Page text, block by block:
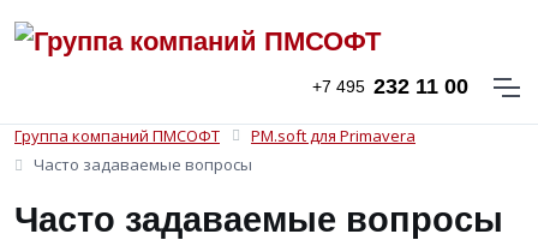
+7 495 232 11 00
Группа компаний ПМСОФТ
PM.soft для Primavera
Часто задаваемые вопросы
Часто задаваемые вопросы